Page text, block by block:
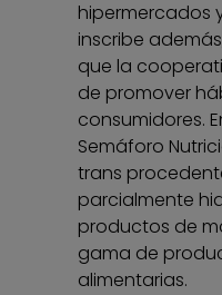
hipermercados
inscribe
que la
de promover
consumidores.
Semáforo
trans
parcialmente
productos de
gama de
alimentarias.